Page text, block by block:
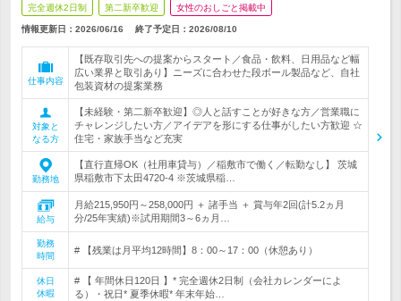
完全週休2日制 第二新卒歓迎 女性のおしごと掲載中
情報更新日：2026/06/16 終了予定日： 2026/08/10
仕事内容
【既存取引先への提案からスタート／食品・飲料、日用品など幅
広い業界と取引あり】ニーズに合わせた段ボール製品など、自社
包装資材の提案業務
対象と
なる方
【未経験・第二新卒歓迎】◎人と話すことが好きな方／営業職に
チャレンジしたい方／アイデアを形にする仕事がしたい方歓迎 ☆
住宅・家族手当など充実
勤務地
【直行直帰OK（社用車貸与）／稲敷市で働く／転勤なし】 茨城
県稲敷市下太田4720-4 ※茨城県稲…
給与
月給215,950円～258,000円 ＋ 諸手当 ＋ 賞与年2回(計5.2ヵ月
分/25年実績)※試用期間3～6ヵ月…
勤務
時間
# 【残業は月平均12時間】8：00～17：00（休憩あり）
休日
休暇
# 【 年間休日120日 】* 完全週休2日制（会社カレンダーによ
る）・祝日* 夏季休暇* 年末年始…